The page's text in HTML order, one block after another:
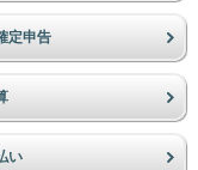
定申告
い